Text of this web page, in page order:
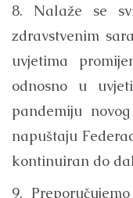
8. Nalaže se
zdravstvenim
uvjetima
odnosno u
pandemiju
napuštaju
kontinuiran do
9.